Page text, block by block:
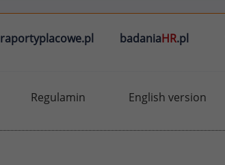
raportyplacowe.pl badaniaHR.pl
Regulamin English version